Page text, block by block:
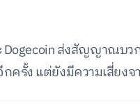
Dogecoin ส่งสัญญาณบ
ครั้ง แต่ยังมีความเสี่ยง